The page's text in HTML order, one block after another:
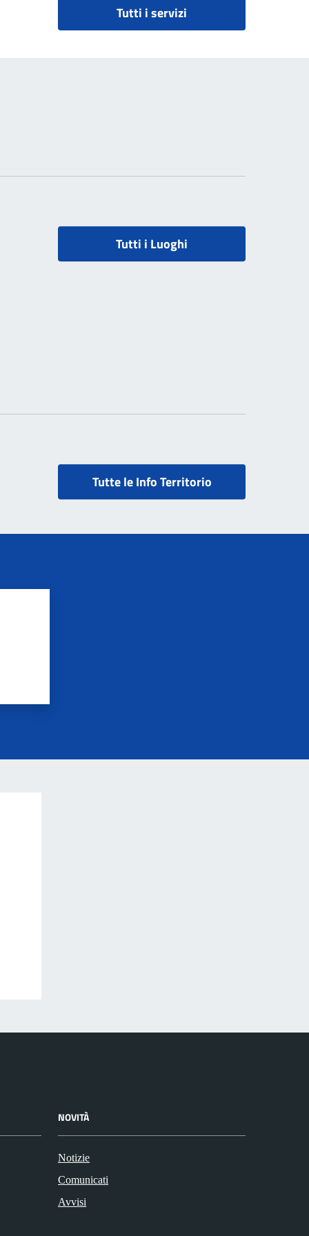
Tutti i servizi
Tutti i Luoghi
Tutte le Info Territorio
NOVITÀ
Notizie
Comunicati
Avvisi